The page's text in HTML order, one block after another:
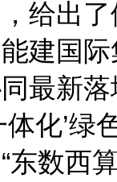
给出
建国
最新
体化’绿
东数西